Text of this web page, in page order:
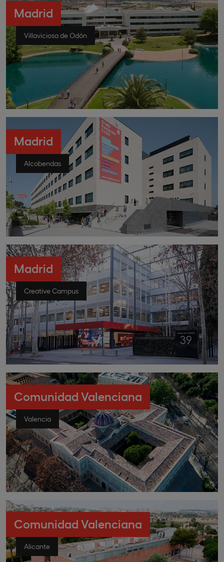
Madrid
Villaviciosa de Odón
Madrid
Alcobendas
Madrid
Creative Campus
Comunidad Valenciana
Valencia
Comunidad Valenciana
Alicante